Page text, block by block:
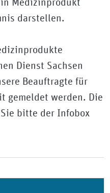
darstellen.
Dienst Sachsen
Beauftragte für
gemeldet werden. Die
bitte der Infobox